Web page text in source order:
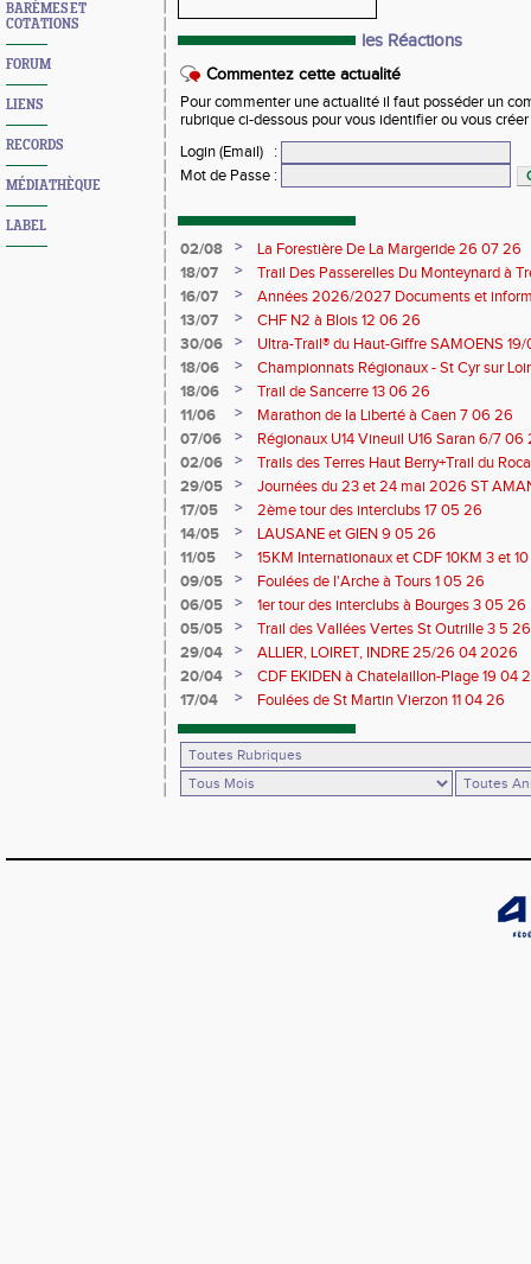
BARÈMES ET
COTATIONS
FORUM
LIENS
RECORDS
MÉDIATHÈQUE
LABEL
les Réactions
Commentez cette actualité
Pour commenter une actualité il faut posséder un
rubrique ci-dessous pour vous identifier ou vous
Login (Email)
:
Mot de Passe :
02/08 >
La Forestière De La Margeride 26 07 26
18/07
>
Trail Des Passerelles Du Monteynard à
16/07
>
Années 2026/2027 Documents et
13/07
>
CHF N2 à Blois 12 06 26
30/06
>
Ultra-Trail® du Haut-Giffre SAMOENS
18/06
>
Championnats Régionaux - St Cyr sur
Saran 13/14 06 26
18/06 >
Trail de Sancerre 13 06 26
11/06
>
Marathon de la Liberté à Caen 7 06 26
07/06
>
Régionaux U14 Vineuil U16 Saran 6/7 06
02/06
>
Trails des Terres Haut Berry+Trail du
du Berry 30/31 05 2026
29/05 >
Journées du 23 et 24 mai 2026 ST
17/05
>
2ème tour des interclubs 17 05 26
14/05
>
LAUSANE et GIEN 9 05 26
11/05
>
15KM Internationaux et CDF 10KM 3 et
09/05
>
Foulées de l'Arche à Tours 1 05 26
06/05
>
1er tour des interclubs à Bourges 3 05 26
05/05
>
Trail des Vallées Vertes St Outrille 3 5 26
29/04
>
ALLIER, LOIRET, INDRE 25/26 04 2026
20/04
>
CDF EKIDEN à Chatelaillon-Plage 19 04
17/04
> Foulées de St Martin Vierzon 11 04 26